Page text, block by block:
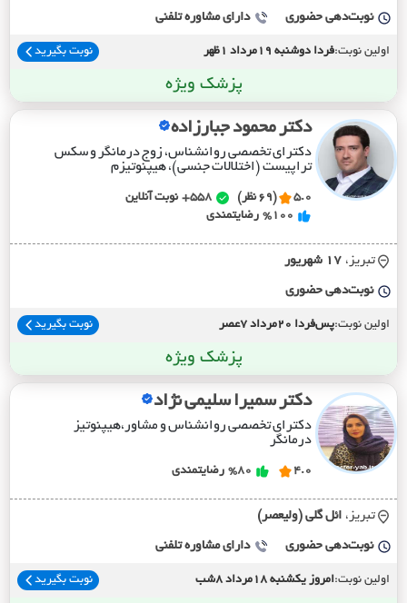
نوبت‌دهی حضوری دارای مشاوره تلفنی
اولین نوبت:فردا دوشنبه 19مرداد 1ظهر نوبت بگیرید
پزشک ویژه
دکتر محمود جبارزاده
دکترای تخصصی روانشناس، زوج درمانگر و سکس
تراپیست (اختلالات جنسی)، هیپنوتیزم
5.0 (69 نظر) 558+
نوبت آنلاین
%100 رضایتمندی
تبریز، 17 شهريور
نوبت‌دهی حضوری
اولین نوبت:پس‌فردا 20مرداد 7عصر نوبت بگیرید
پزشک ویژه
دکتر سمیرا سلیمی نژاد
دکترای تخصصی روانشناس و مشاور،هیپنوتیز
درمانگر
4.0
%80 رضایتمندی
تبریز، ائل گلي (وليعصر)
نوبت‌دهی حضوری دارای مشاوره تلفنی
اولین نوبت:امروز یکشنبه 18مرداد 8شب نوبت بگیرید